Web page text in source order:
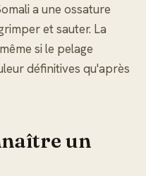
a une ossature
et sauter. La
si le pelage
définitives qu'après
un